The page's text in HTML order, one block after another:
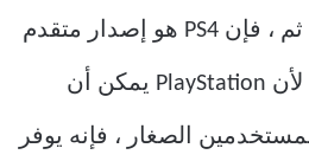
الجديدة القادمة. ومن ثم ، فإن PS4 هو إصدار متقدم
من PlayStation. نظرًا لأن PlayStation يمكن أن
الصغار ، فإنه يوفر